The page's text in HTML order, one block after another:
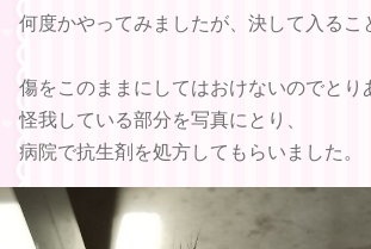
何度かやってみましたが、決して入るこ
傷をこのままにしてはおけないのでとり
怪我している部分を写真にとり、
病院で抗生剤を処方してもらいました。